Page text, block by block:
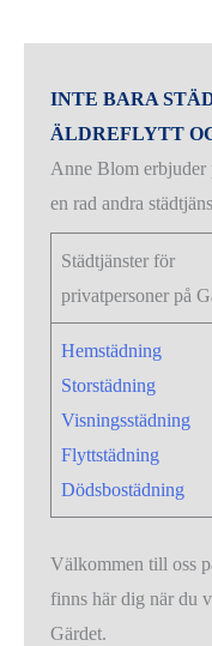
INTE BARA
ÄLDREFLYTT
Anne Blom erbjuder
en rad andra
Städtjänster för
privatpersoner på
Hemstädning
Storstädning
Visningsstädning
Flyttstädning
Dödsbostädning
Välkommen till oss
finns här dig när du
Gärdet.